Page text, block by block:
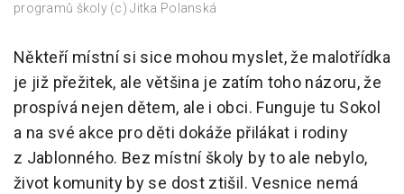
programů školy (c) Jitka Polanská
Někteří místní si sice mohou myslet, že malotřídka
je již přežitek, ale většina je zatím toho názoru, že
prospívá nejen dětem, ale i obci. Funguje tu Sokol
a na své akce pro děti dokáže přilákat i rodiny
z Jablonného. Bez místní školy by to ale nebylo,
život komunity by se dost ztišil. Vesnice nemá